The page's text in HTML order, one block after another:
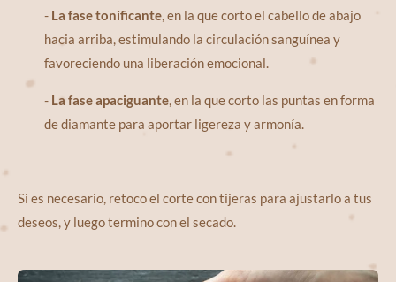
- La fase tonificante, en la que corto el cabello de abajo
hacia arriba, estimulando la circulación sanguínea y
favoreciendo una liberación emocional.
- La fase apaciguante, en la que corto las puntas en forma
de diamante para aportar ligereza y armonía.
Si es necesario, retoco el corte con tijeras para ajustarlo a tus
deseos, y luego termino con el secado.